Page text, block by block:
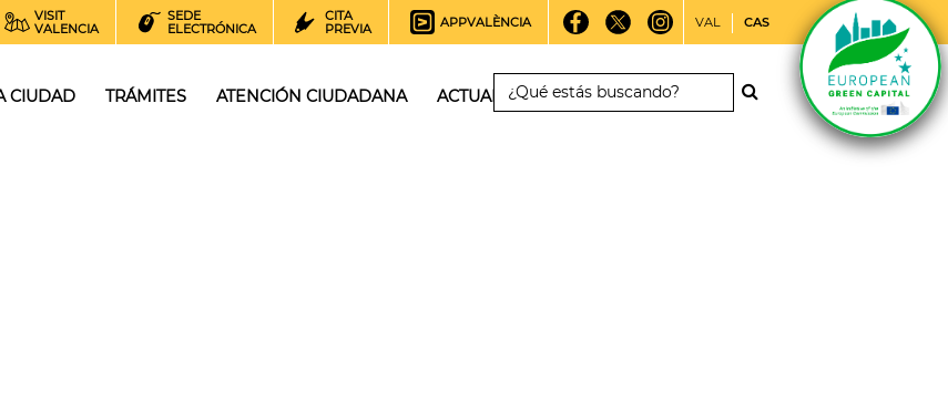
VISIT
VALENCIA
SEDE
ELECTRÓNICA
CITA
PREVIA
APPVALÈNCIA VAL CAS
CIUDAD TRÁMITES ATENCIÓN CIUDADANA ACTUALIDAD